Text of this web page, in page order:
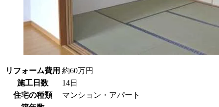
リフォーム費用 約60万円
施工日数
14日
住宅の種類
マンション・アパート